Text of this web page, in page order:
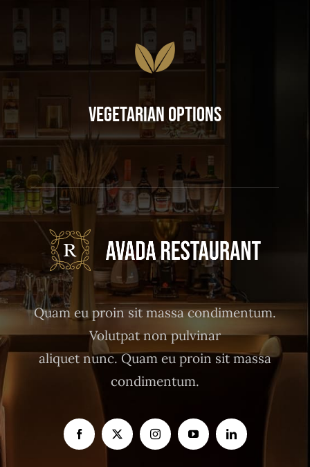
Vegetarian Options
Quam eu proin sit massa condimentum.
Volutpat non pulvinar
aliquet nunc. Quam eu proin sit massa
condimentum.